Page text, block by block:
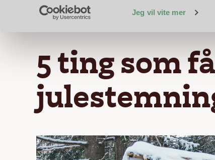
Jeg vil vite mer
Forsiden Nyheter og aktuelt 5 ting som
5 ting som